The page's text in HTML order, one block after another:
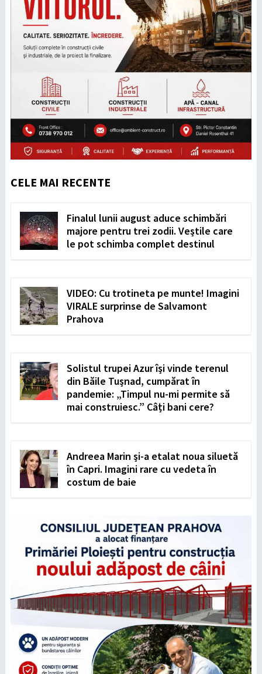
CELE MAI RECENTE
Finalul lunii august aduce schimbări
majore pentru trei zodii. Veștile care
le pot schimba complet destinul
VIDEO: Cu trotineta pe munte! Imagini
VIRALE surprinse de Salvamont
Prahova
Solistul trupei Azur își vinde terenul
din Băile Tușnad, cumpărat în
pandemie: „Timpul nu-mi permite să
mai construiesc.” Câți bani cere?
Andreea Marin și-a etalat noua siluetă
în Capri. Imagini rare cu vedeta în
costum de baie